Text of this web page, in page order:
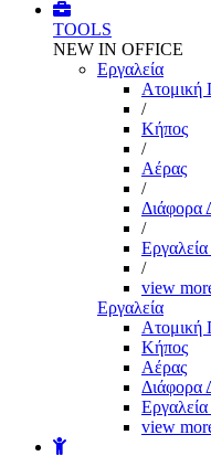
TOOLS
NEW IN OFFICE
Εργαλεία
Aτομική
/
Kήπος
/
Αέρας
/
Διάφορα
/
/
view
Εργαλεία
Aτομική
Kήπος
Αέρας
Διάφορα
view